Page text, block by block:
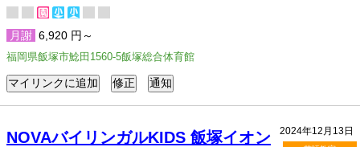
月謝 6,920 円～
福岡県飯塚市鯰田1560-5飯塚総合体育館
2024年12月13日
NOVAバイリンガルKIDS 飯塚イオン